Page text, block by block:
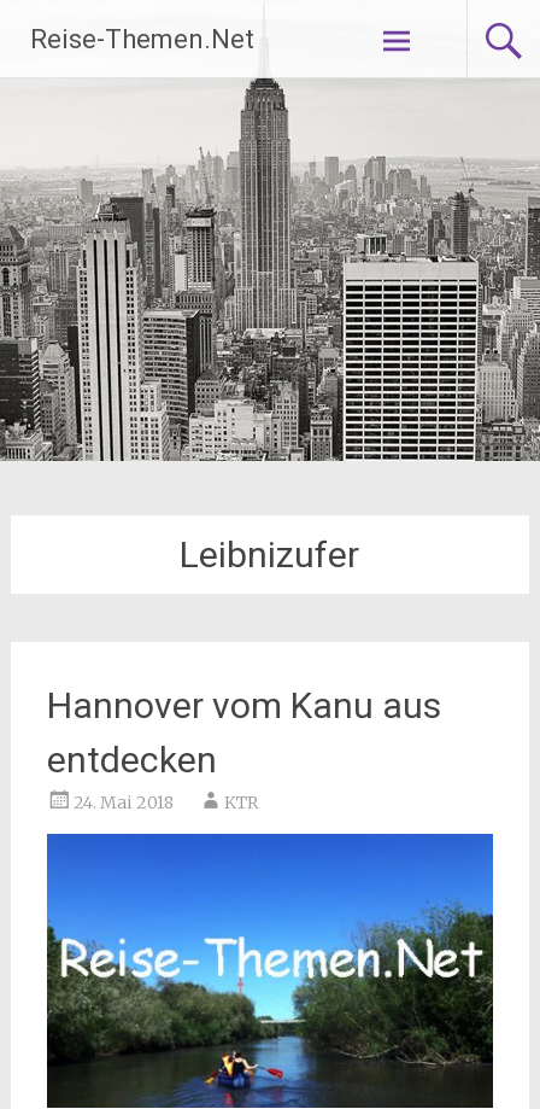
Inhalt
springen
Reise-Themen.Net
Leibnizufer
Hannover vom Kanu aus
entdecken
24. Mai 2018 KTR